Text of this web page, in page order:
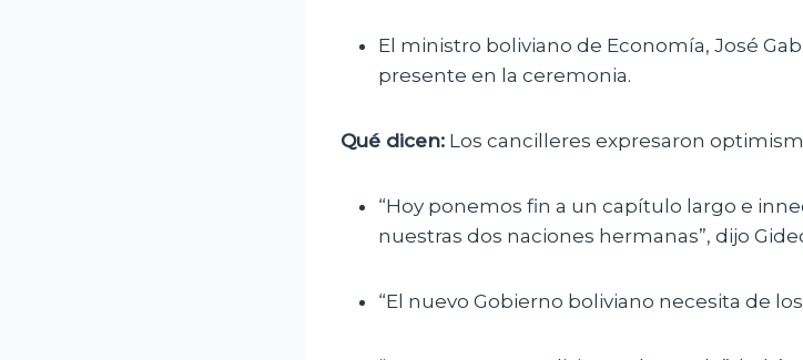
El ministro boliviano de Economía, José
presente en la ceremonia.
Qué dicen: Los cancilleres expresaron
“Hoy ponemos fin a un capítulo largo e
nuestras dos naciones hermanas”, dijo
“El nuevo Gobierno boliviano necesita de